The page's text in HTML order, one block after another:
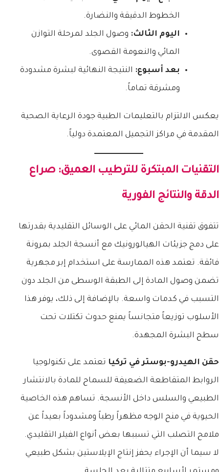
الخطوط الدقيقة والنضارة.
اليوم الثالث: وصول الجلد لمرحلة التوازن
المائي والنعومة القصوى.
بعد أسبوع: النتيجة النهائية لبشرة مشدودة
ومشرقة تماماً.
يعكس الالتزام بالتعليمات الطبية جودة الرعاية الصحية
المقدمة في مراكز التجميل المعتمدة دولياً.
التقنيات المبتكرة للترطيب العميق: صراع
الدقة والنتائج الفورية
تتفوق تقنية الحقن المائي على الوسائل التقليدية بقدرتها
على دمج جزيئات الهيالورونيك مع أنسجة الجلد بمرونة
فائقة. تعتمد هذه الممارسة على استخدام إبر مجهرية
تضمن وصول المادة إلى الطبقة الوسطى من الجلد دون
التسبب في كدمات واسعة. بالإضافة إلى ذلك، يوفر هذا
الأسلوب توزيعاً متجانساً يمنع حدوث تكتلات تحت
سطح البشرة المجهدة.
حقن الهيدرو-بوستر في تركيا تعتمد على تكنولوجيا
الروابط المتقاطعة الضعيفة للسماح للمادة بالانتشار
الطبيعي والسلس داخل الأنسجة. تساهم هذه الخاصية
الحيوية في منح الوجه مظهراً رطباً ومشدوداً بعيداً عن
ملامح التصلب التي تسببها بعض أنواع الفيلر التقليدي.
لا سيما أن الإجراء يحفز إنتاج الإيلاستين بشكل طبيعي